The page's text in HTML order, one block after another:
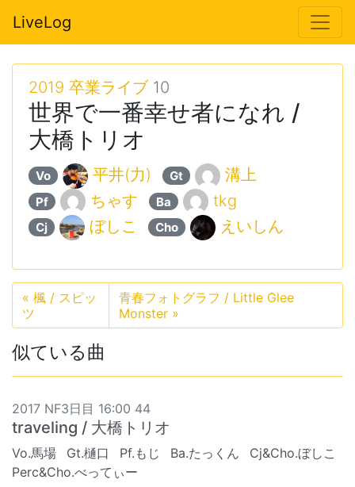
LiveLog
2019 卒業ライブ10
世界で一番幸せ者になれ /
大橋トリオ
Vo 平井(力) Gt 溝上
Pf ちゃす Ba tkg
Cj ぼしこ Cho えいしん
« 楓 / スピッ
ツ
青春フォトグラフ / Little Glee
Monster »
似ている曲
2017 NF3日目 16:00 44
traveling / 大橋トリオ
Vo.馬場 Gt.樋口 Pf.もじ Ba.たっくん
Cj&Cho.ぼしこ
Perc&Cho.べってぃー